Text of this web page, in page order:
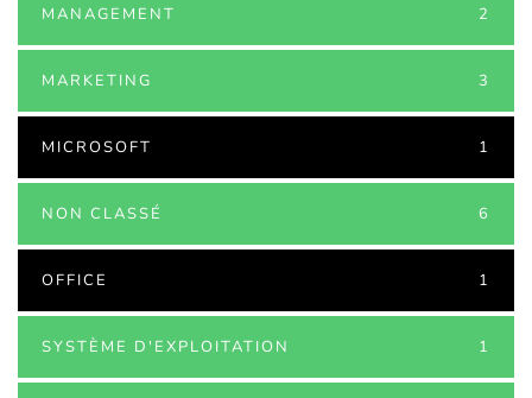
MANAGEMENT 2
MARKETING 3
MICROSOFT 1
NON CLASSÉ 6
OFFICE 1
SYSTÈME D'EXPLOITATION 1